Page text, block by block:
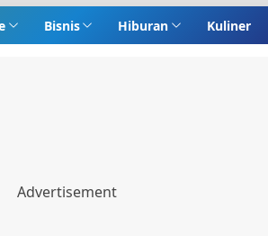
Bisnis Hiburan Kuliner